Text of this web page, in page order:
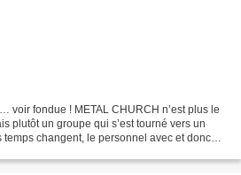
voir fondue ! METAL CHURCH n’est plus le
plutôt un groupe qui s’est tourné vers un
temps changent, le personnel avec et donc…